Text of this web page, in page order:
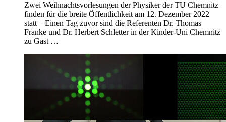
Zwei Weihnachtsvorlesungen der Physiker der TU Chemnitz
finden für die breite Öffentlichkeit am 12. Dezember 2022
statt – Einen Tag zuvor sind die Referenten Dr. Thomas
Franke und Dr. Herbert Schletter in der Kinder-Uni Chemnitz
zu Gast …